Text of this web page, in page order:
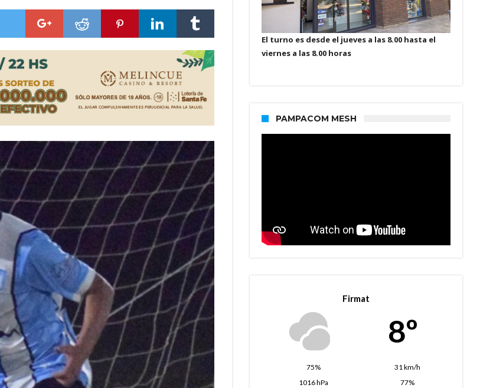
El turno es desde el jueves a las 8.00 hasta el
viernes a las 8.00 horas
PAMPACOM MESH
Firmat
8º
75%
31 km/h
1016 hPa
77%